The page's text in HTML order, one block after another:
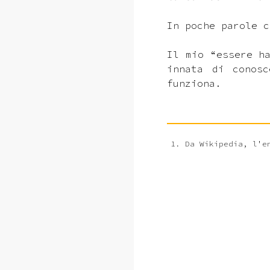
In poche parole
Il mio “essere
innata di
funziona.
Da Wikipedia,